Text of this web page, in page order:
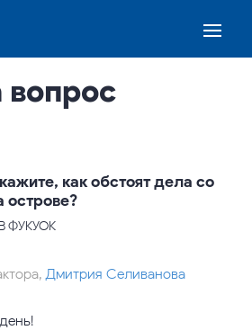
вопрос
как обстоят дела со
острове?
ФУКУОК
Дмитрия Селиванова